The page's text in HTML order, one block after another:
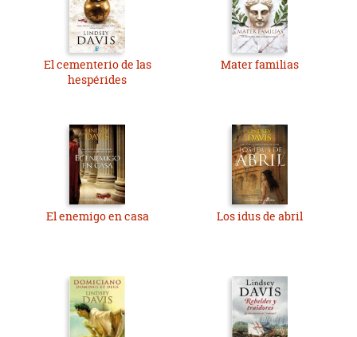
El cementerio de las
hespérides
Mater familias
El enemigo en casa Los idus de abril